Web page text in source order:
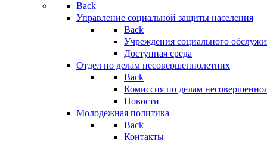
Back
Управление социальной защиты населения
Back
Учреждения социального
Доступная среда
Отдел по делам несовершеннолетних
Back
Комиссия по делам
Новости
Молодежная политика
Back
Контакты